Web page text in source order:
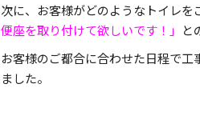
次に、お客様がどのようなトイレ
便座を取り付けて欲しいです！」 と
お客様のご都合に合わせた日程で
ました。